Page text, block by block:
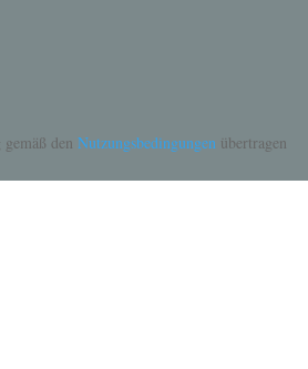
den Nutzungsbedingungen übertragen